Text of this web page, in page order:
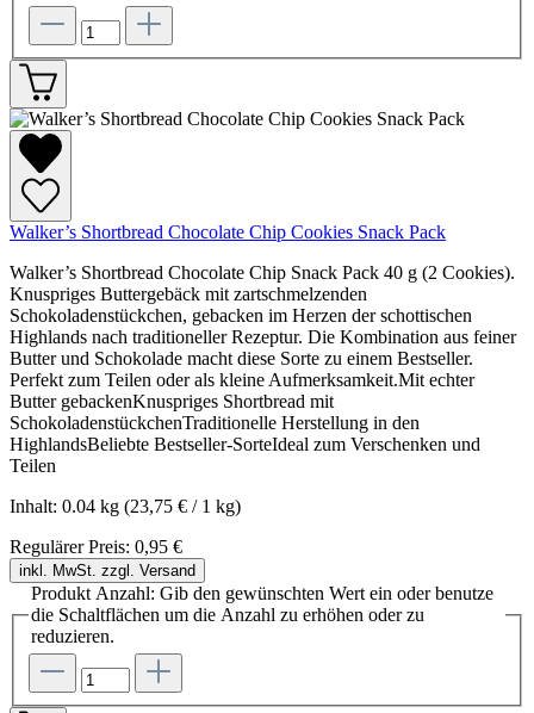
Walker’s Shortbread Chocolate Chip Cookies Snack Pack
Walker’s Shortbread Chocolate Chip Snack Pack 40 g (2 Cookies).
Knuspriges Buttergebäck mit zartschmelzenden
Schokoladenstückchen, gebacken im Herzen der schottischen
Highlands nach traditioneller Rezeptur. Die Kombination aus feiner
Butter und Schokolade macht diese Sorte zu einem Bestseller.
Perfekt zum Teilen oder als kleine Aufmerksamkeit.Mit echter
Butter gebackenKnuspriges Shortbread mit
SchokoladenstückchenTraditionelle Herstellung in den
HighlandsBeliebte Bestseller-SorteIdeal zum Verschenken und
Teilen
Inhalt: 0.04 kg (23,75 € / 1 kg)
Regulärer Preis: 0,95 €
inkl. MwSt. zzgl. Versand
Produkt Anzahl: Gib den gewünschten Wert ein oder benutze
die Schaltflächen um die Anzahl zu erhöhen oder zu
reduzieren.